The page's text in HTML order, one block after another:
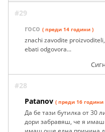
#29
roco ( преди 14 години )
znachi zavodite
ebati odgovora...
#28
Patanov ( преди 16 години
Да бе тази бутилка от 30
дори забравяш, че я имаш